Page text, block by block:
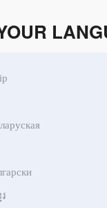
រ